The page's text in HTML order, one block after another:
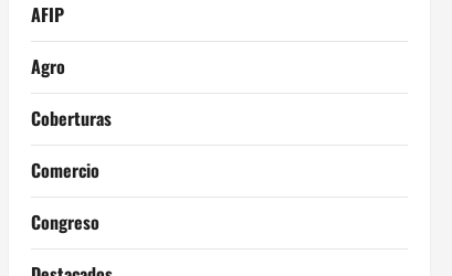
AFIP
Agro
Coberturas
Comercio
Congreso